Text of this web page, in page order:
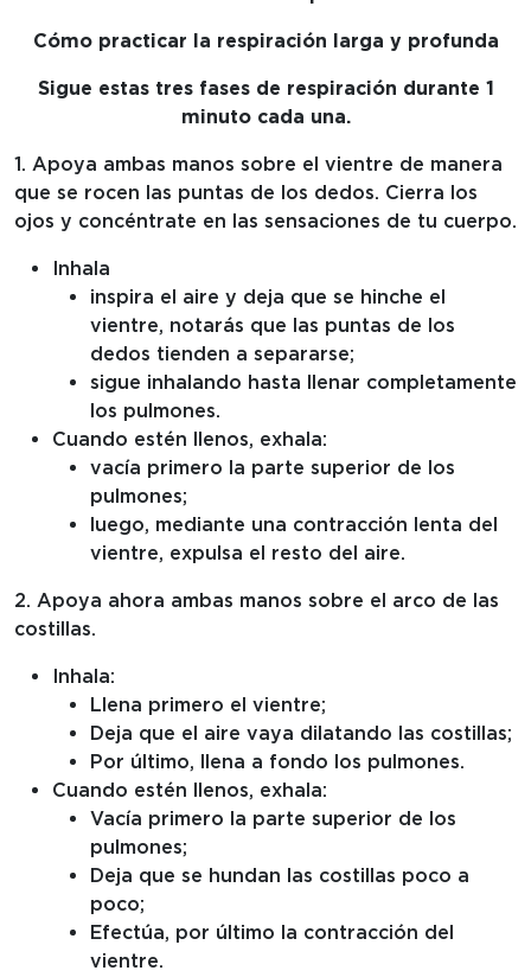
Cómo practicar la respiración larga y profunda
Sigue estas tres fases de respiración durante 1
minuto cada una.
1. Apoya ambas manos sobre el vientre de manera
que se rocen las puntas de los dedos. Cierra los
ojos y concéntrate en las sensaciones de tu cuerpo.
Inhala
inspira el aire y deja que se hinche el
vientre, notarás que las puntas de los
dedos tienden a separarse;
sigue inhalando hasta llenar completamente
los pulmones.
Cuando estén llenos, exhala:
vacía primero la parte superior de los
pulmones;
luego, mediante una contracción lenta del
vientre, expulsa el resto del aire.
2. Apoya ahora ambas manos sobre el arco de las
costillas.
Inhala:
Llena primero el vientre;
Deja que el aire vaya dilatando las costillas;
Por último, llena a fondo los pulmones.
Cuando estén llenos, exhala:
Vacía primero la parte superior de los
pulmones;
Deja que se hundan las costillas poco a
poco;
Efectúa, por último la contracción del
vientre.